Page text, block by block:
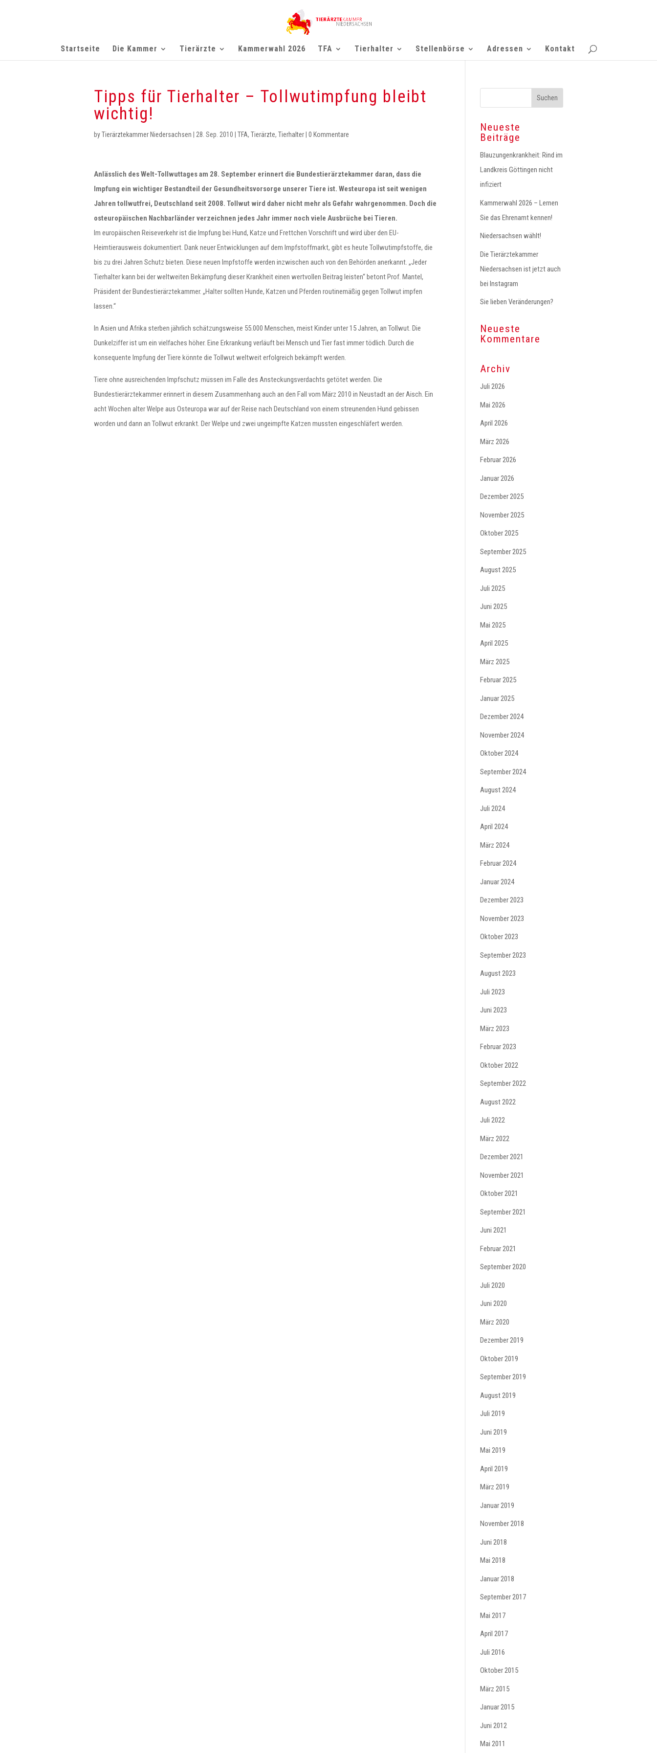
Startseite Die Kammer Tierärzte Kammerwahl 2026 TFA Tierhalter Stellenbörse Adressen Kontakt
Tipps für Tierhalter – Tollwutimpfung bleibt
wichtig!
byTierärztekammer Niedersachsen 28. Sep. 2010 TFA, Tierärzte, Tierhalter 0 Kommentare
Anlässlich des Welt-Tollwuttages am 28. September erinnert die Bundestierärztekammer daran, dass die
Impfung ein wichtiger Bestandteil der Gesundheitsvorsorge unserer Tiere ist. Westeuropa ist seit wenigen
Jahren tollwutfrei, Deutschland seit 2008. Tollwut wird daher nicht mehr als Gefahr wahrgenommen. Doch die
osteuropäischen Nachbarländer verzeichnen jedes Jahr immer noch viele Ausbrüche bei Tieren.
Im europäischen Reiseverkehr ist die Impfung bei Hund, Katze und Frettchen Vorschrift und wird über den EU-
Heimtierausweis dokumentiert. Dank neuer Entwicklungen auf dem Impfstoffmarkt, gibt es heute Tollwutimpfstoffe, die
bis zu drei Jahren Schutz bieten. Diese neuen Impfstoffe werden inzwischen auch von den Behörden anerkannt. „Jeder
Tierhalter kann bei der weltweiten Bekämpfung dieser Krankheit einen wertvollen Beitrag leisten“ betont Prof. Mantel,
Präsident der Bundestierärztekammer. „Halter sollten Hunde, Katzen und Pferden routinemäßig gegen Tollwut impfen
lassen.“
In Asien und Afrika sterben jährlich schätzungsweise 55.000 Menschen, meist Kinder unter 15 Jahren, an Tollwut. Die
Dunkelziffer ist um ein vielfaches höher. Eine Erkrankung verläuft bei Mensch und Tier fast immer tödlich. Durch die
konsequente Impfung der Tiere könnte die Tollwut weltweit erfolgreich bekämpft werden.
Tiere ohne ausreichenden Impfschutz müssen im Falle des Ansteckungsverdachts getötet werden. Die
Bundestierärztekammer erinnert in diesem Zusammenhang auch an den Fall vom März 2010 in Neustadt an der Aisch. Ein
acht Wochen alter Welpe aus Osteuropa war auf der Reise nach Deutschland von einem streunenden Hund gebissen
worden und dann an Tollwut erkrankt. Der Welpe und zwei ungeimpfte Katzen mussten eingeschläfert werden.
Neueste
Beiträge
Blauzungenkrankheit: Rind im
Landkreis Göttingen nicht
infiziert
Kammerwahl 2026 – Lernen
Sie das Ehrenamt kennen!
Niedersachsen wählt!
Die Tierärztekammer
Niedersachsen ist jetzt auch
bei Instagram
Sie lieben Veränderungen?
Neueste
Kommentare
Archiv
Juli 2026
Mai 2026
April 2026
März 2026
Februar 2026
Januar 2026
Dezember 2025
November 2025
Oktober 2025
September 2025
August 2025
Juli 2025
Juni 2025
Mai 2025
April 2025
März 2025
Februar 2025
Januar 2025
Dezember 2024
November 2024
Oktober 2024
September 2024
August 2024
Juli 2024
April 2024
März 2024
Februar 2024
Januar 2024
Dezember 2023
November 2023
Oktober 2023
September 2023
August 2023
Juli 2023
Juni 2023
März 2023
Februar 2023
Oktober 2022
September 2022
August 2022
Juli 2022
März 2022
Dezember 2021
November 2021
Oktober 2021
September 2021
Juni 2021
Februar 2021
September 2020
Juli 2020
Juni 2020
März 2020
Dezember 2019
Oktober 2019
September 2019
August 2019
Juli 2019
Juni 2019
Mai 2019
April 2019
März 2019
Januar 2019
November 2018
Juni 2018
Mai 2018
Januar 2018
September 2017
Mai 2017
April 2017
Juli 2016
Oktober 2015
März 2015
Januar 2015
Juni 2012
Mai 2011